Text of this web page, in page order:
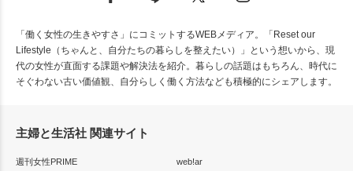
「働く女性の生きやすさ」にコミットするWEBメディア。「Reset our
Lifestyle（ちゃんと、自分たちの暮らしを整えたい）」という想いから、現
代の女性が直面する課題や解決法を紹介。暮らしの話題はもちろん、時代に
そぐわない古い価値観、自分らしく働く方法なども積極的にシェアします。
主婦と生活社 関連サイト
週刊女性PRIME
web!ar